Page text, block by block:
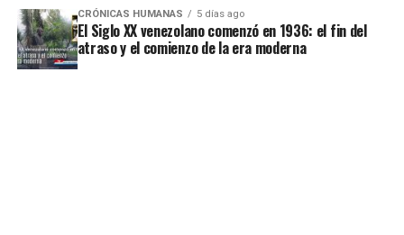
CRÓNICAS HUMANAS 5 días ago
El Siglo XX venezolano comenzó en 1936: el fin del
atraso y el comienzo de la era moderna